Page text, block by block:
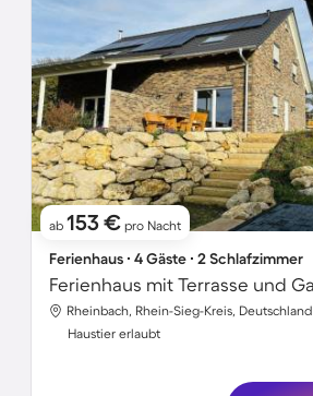
ab 153 € pro Nacht
Ferienhaus ∙ 4 Gäste ∙ 2 Schlafzimmer
Rheinbach, Rhein-Sieg-Kreis, Deutschland
Haustier erlaubt